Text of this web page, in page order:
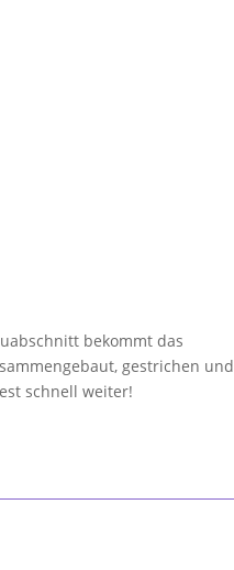
bekommt das
gestrichen und
schnell weiter!